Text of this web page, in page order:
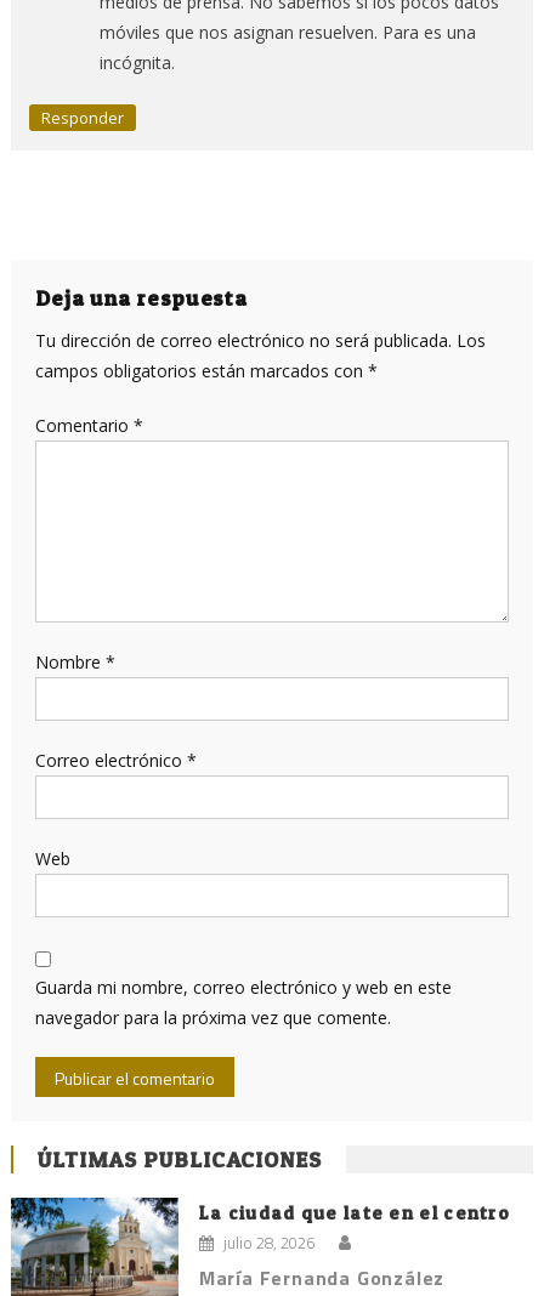
móviles que nos asignan resuelven. Para es una
incógnita.
Responder
Deja una respuesta
Tu dirección de correo electrónico no será publicada. Los
campos obligatorios están marcados con *
Comentario *
Nombre *
Correo electrónico *
Web
Guarda mi nombre, correo electrónico y web en este
navegador para la próxima vez que comente.
ÚLTIMAS PUBLICACIONES
La ciudad que late en el centro
julio 28, 2026
María Fernanda González